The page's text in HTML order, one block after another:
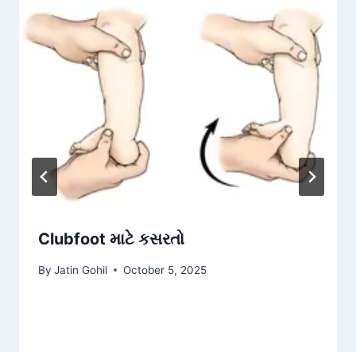
Clubfoot માટે કસરતો
By Jatin Gohil October 5, 2025